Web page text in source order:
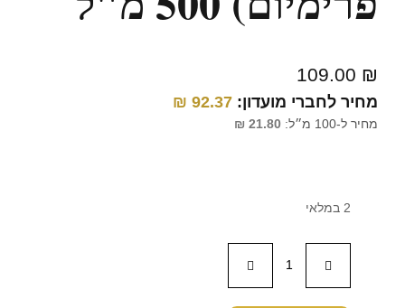
109.00 ₪
מחיר לחברי מועדון: 92.37
₪
מחיר ל-100 מ״ל: 21.80
₪
2 במלאי